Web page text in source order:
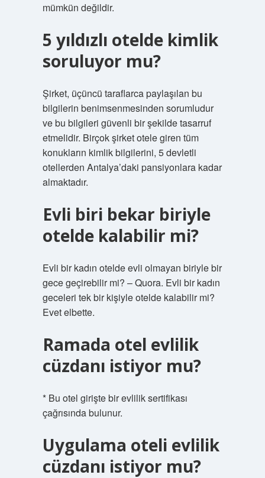
mümkün değildir.
5 yıldızlı otelde kimlik
soruluyor mu?
Şirket, üçüncü taraflarca paylaşılan bu
bilgilerin benimsenmesinden sorumludur
ve bu bilgileri güvenli bir şekilde tasarruf
etmelidir. Birçok şirket otele giren tüm
konukların kimlik bilgilerini, 5 devletli
otellerden Antalya’daki pansiyonlara kadar
almaktadır.
Evli biri bekar biriyle
otelde kalabilir mi?
Evli bir kadın otelde evli olmayan biriyle bir
gece geçirebilir mi? – Quora. Evli bir kadın
geceleri tek bir kişiyle otelde kalabilir mi?
Evet elbette.
Ramada otel evlilik
cüzdanı istiyor mu?
* Bu otel girişte bir evlilik sertifikası
çağrısında bulunur.
Uygulama oteli evlilik
cüzdanı istiyor mu?